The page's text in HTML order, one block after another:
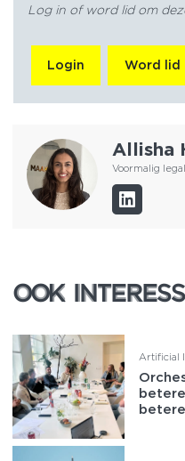
Log in of word lid om
Login Word lid
Allisha
Voormalig
OOK
OOK
Artificial